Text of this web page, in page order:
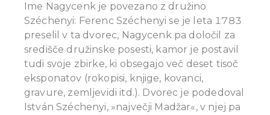
Ime Nagycenk ​​je povezano z družino
Széchenyi: Ferenc Széchenyi se je leta 1783
preselil v ta dvorec, Nagycenk pa določil za
središče družinske posesti, kamor je postavil
tudi svoje zbirke, ki obsegajo več deset tisoč
eksponatov (rokopisi, knjige, kovanci,
gravure, zemljevidi itd.). Dvorec je podedoval
István Széchenyi, »največji Madžar«, v njej pa